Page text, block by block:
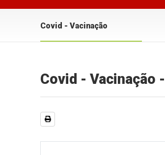
Covid - Vacinação
Covid - Vacinação